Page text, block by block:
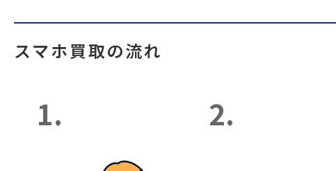
スマホ買取の流れ
1. 2.